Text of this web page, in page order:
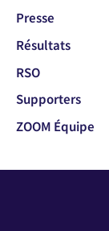
Presse
Résultats
RSO
Supporters
ZOOM Équipe